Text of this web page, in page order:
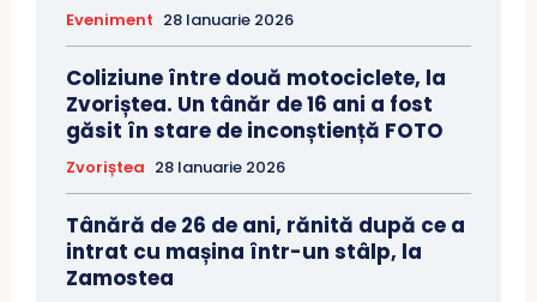
Eveniment 28 Ianuarie 2026
Coliziune între două motociclete, la
Zvoriștea. Un tânăr de 16 ani a fost
găsit în stare de inconștiență FOTO
Zvoriștea 28 Ianuarie 2026
Tânără de 26 de ani, rănită după ce a
intrat cu mașina într-un stâlp, la
Zamostea